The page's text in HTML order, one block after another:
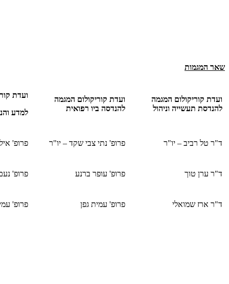
שאר המגמות
ועדת קוריקולום המגמה
להנדסת תעשייה וניהול
ועדת קוריקולום המגמה
להנדסה ביו רפואית
ועדת
למדע
ד"ר טל רביב – יו"ר פרופ' נתי צבי שקד – יו"ר פרופ'
ד"ר ערן טוך פרופ' עופר ברנע פרופ'
ד"ר ארז שמואלי פרופ' עמית גפן פרופ'